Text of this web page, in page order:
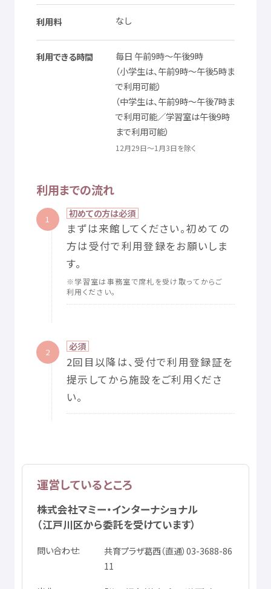
利用料 なし
利用できる時間 毎日 午前9時～午後9時
（小学生は、午前9時～午後5時ま
で利用可能）
（中学生は、午前9時～午後7時ま
で利用可能／学習室は午後9時
まで利用可能）
12月29日～1 月3日を除く
利用までの流れ
1 初めての方は必須
まずは来館 してください。初めての
方は受付で利用登録をお願いしま
す。
※学習室は事務室で席札を受け取ってからご
利用ください。
2 必須
2回 目以降 は、 受付で利用登録証を
提示 してから施設 をご利用くださ
い。
運営しているところ
株式会社マミー・インターナショナル
（江戸川区から委託を受けています）
問い合わせ 共育プラザ葛西（直通）03-3688-86
11